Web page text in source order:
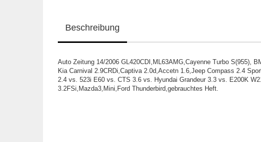
Beschreibung
Auto Zeitung 14/2006 GL420CDI,ML63AMG,Cayenne Turbo S(955),
Kia Carnival 2.9CRDi,Captiva 2.0d,Accetn 1.6,Jeep Compass 2.4
2.4 vs. 523i E60 vs. CTS 3.6 vs. Hyundai Grandeur 3.3 vs. E200K
3.2FSi,Mazda3,Mini,Ford Thunderbird,gebrauchtes Heft.